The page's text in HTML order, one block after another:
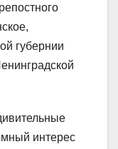
губернии
интерес